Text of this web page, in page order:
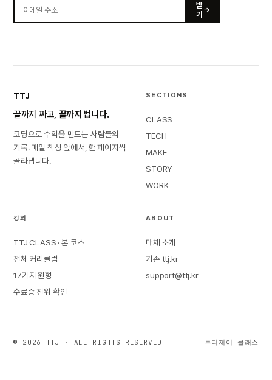
받
기
TTJ
끝까지 짜고, 끝까지 법니다.
코딩으로 수익을 만드는 사람들의
기록. 매일 책상 앞에서, 한 페이지씩
골라냅니다.
SECTIONS
CLASS
TECH
MAKE
STORY
WORK
강의
TTJ CLASS · 본 코스
전체 커리큘럼
17가지 원형
수료증 진위 확인
ABOUT
매체 소개
기존 ttj.kr
support@ttj.kr
© 2026 TTJ · ALL RIGHTS RESERVED 투더제이 클래스